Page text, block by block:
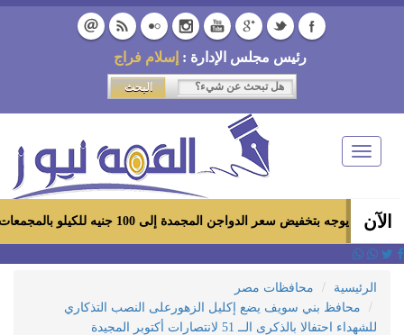
رئيس مجلس الإدارة : إسلام فراج
Toggle
navigation
الآن
سعر الدواجن المجمدة إلى 100 جنيه للكيلو بالمجمعات الاستهلاكية ومعارض «أهلاً رمضان»
الرئيسية
محافظات مصر
محافظ بني سويف يضع إكليل الزهورعلى النصب التذكاري
للشهداء احتفالا بالذكرى الــ 51 لانتصارات أكتوبر المجيدة